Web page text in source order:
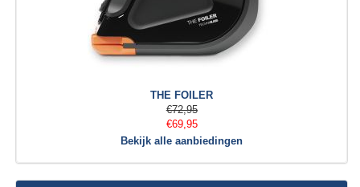
THE FOILER
€72,95
€69,95
Bekijk alle aanbiedingen